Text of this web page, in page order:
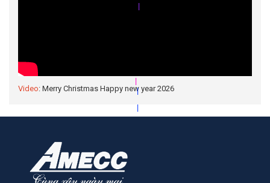
Video: Merry Christmas Happy new year 2026
|
|